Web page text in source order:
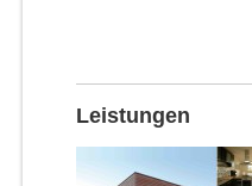
Leistungen